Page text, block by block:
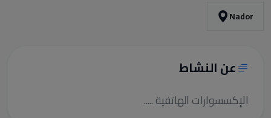
Nador
عن النشاط
الإكسسوارات الهاتفية .....